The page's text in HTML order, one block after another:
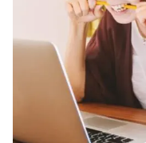
④大きな成
⑤投資元
高配当株投資